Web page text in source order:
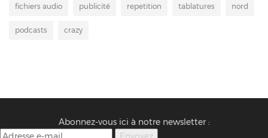
fichiers audio publicité repetition tablatures nord
podcasts crazy
Abonnez-vous ici à notre newsletter :